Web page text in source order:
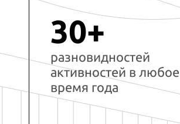
30+
разновидностей
активностей в любое
время года